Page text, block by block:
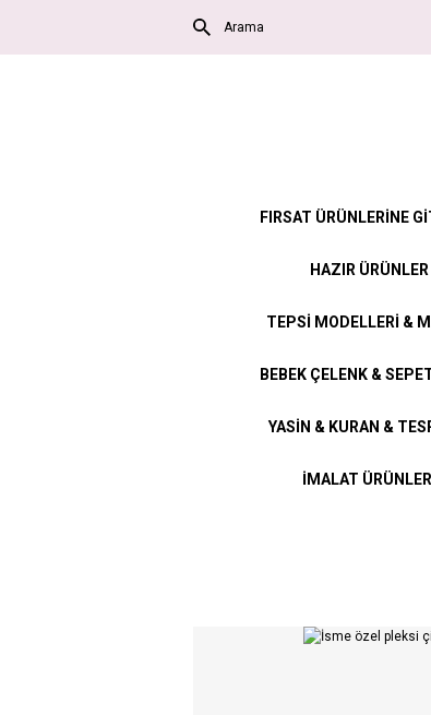
FIRSAT ÜRÜNLERİNE
HAZIR ÜRÜNLER
TEPSİ MODELLERİ &
BEBEK ÇELENK &
YASİN & KURAN &
İMALAT